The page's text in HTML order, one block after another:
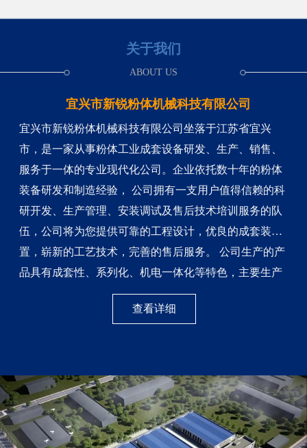
关于我们
ABOUT US
宜兴市新锐粉体机械科技有限公司
宜兴市新锐粉体机械科技有限公司坐落于江苏省宜兴
市，是一家从事粉体工业成套设备研发、生产、销售、
服务于一体的专业现代化公司。企业依托数十年的粉体
装备研发和制造经验， 公司拥有一支用户值得信赖的科
研开发、生产管理、安装调试及售后技术培训服务的队
伍，公司将为您提供可靠的工程设计，优良的成套装
置，崭新的工艺技术，完善的售后服务。 公司生产的产
品具有成套性、系列化、机电一体化等特色，主要生产
各种气流粉碎机系列（分为扁平式气流粉碎机及流化床
式气流粉碎机两种形式）、机械式超细粉碎机系列、刚
查看详细